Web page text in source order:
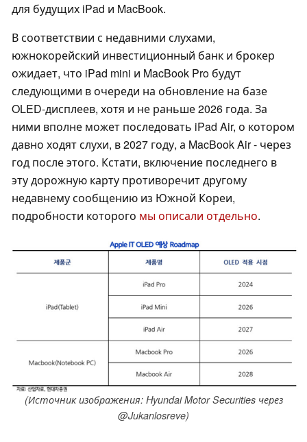
для будущих iPad и MacBook.
В соответствии с недавними слухами,
южнокорейский инвестиционный банк и брокер
ожидает, что iPad mini и MacBook Pro будут
следующими в очереди на обновление на базе
OLED-дисплеев, хотя и не раньше 2026 года. За
ними вполне может последовать iPad Air, о котором
давно ходят слухи, в 2027 году, а MacBook Air - через
год после этого. Кстати, включение последнего в
эту дорожную карту противоречит другому
недавнему сообщению из Южной Кореи,
подробности которого мы описали отдельно.
(Источник изображения: Hyundai Motor Securities через
@Jukanlosreve)